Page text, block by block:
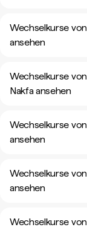
Wechselkurse
ansehen
Wechselkurse
Nakfa ansehen
Wechselkurse
ansehen
Wechselkurse
ansehen
Wechselkurse